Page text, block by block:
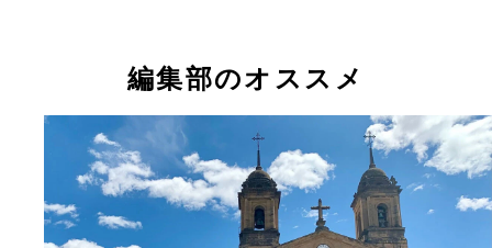
編集部のオススメ